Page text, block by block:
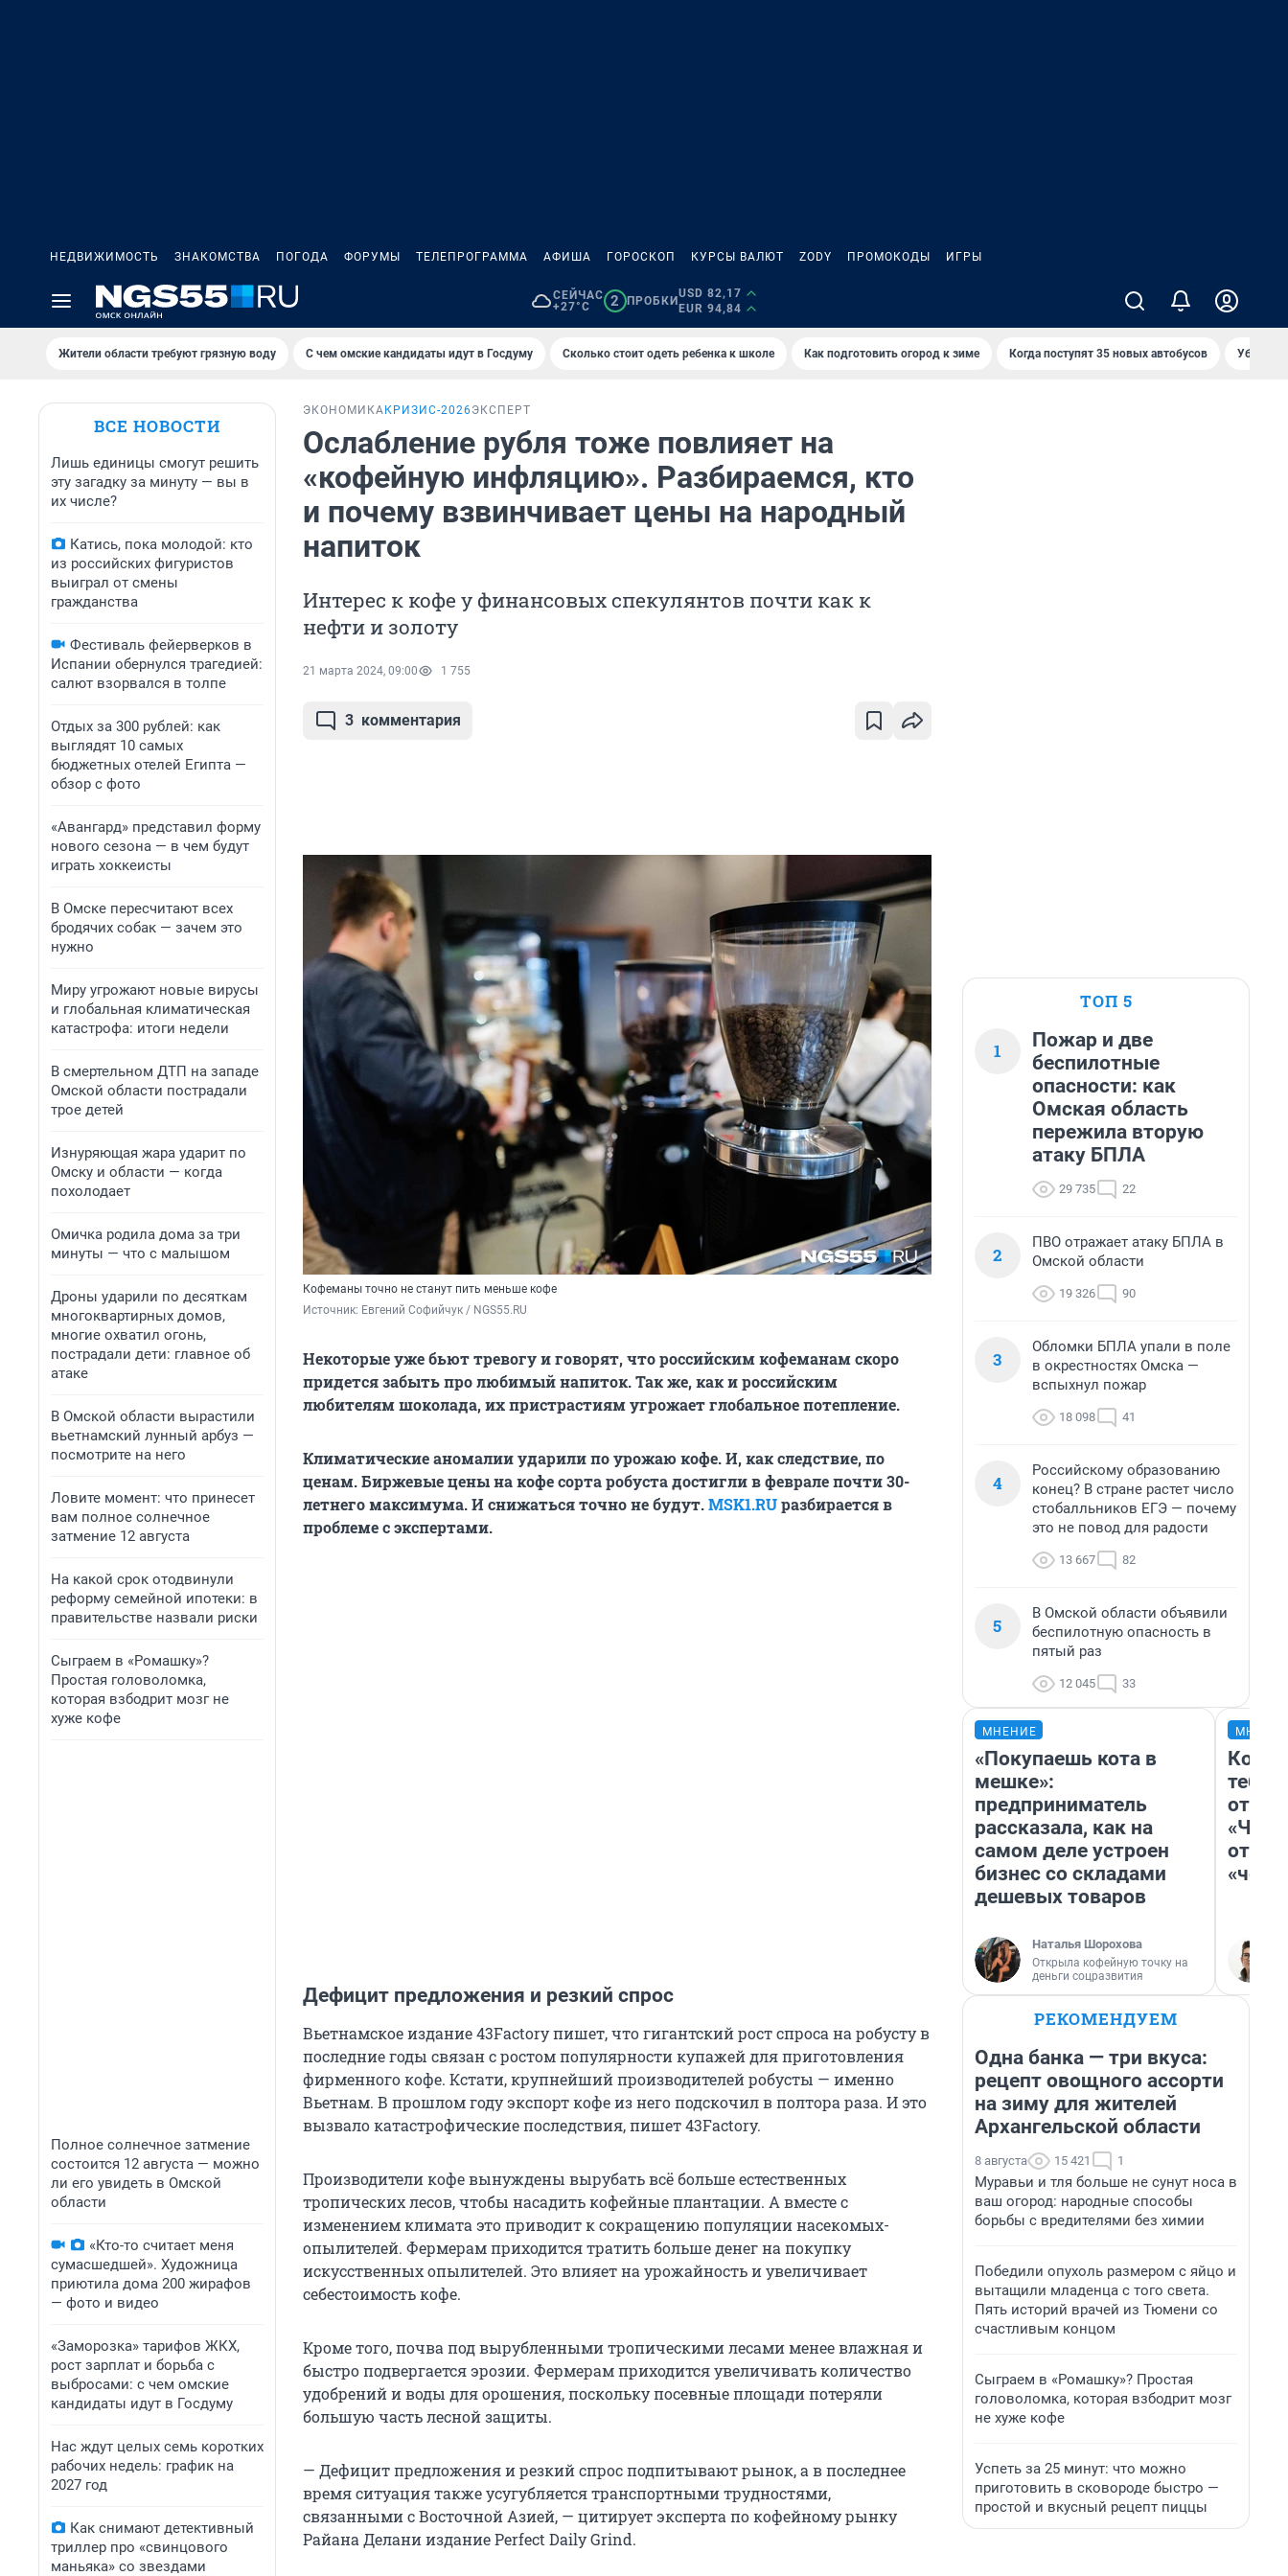
НЕДВИЖИМОСТЬ ЗНАКОМСТВА ПОГОДА ФОРУМЫ ТЕЛЕПРОГРАММА АФИША ГОРОСКОП КУРСЫ ВАЛЮТ ZODY ПРОМОКОДЫ ИГРЫ
СЕЙЧАС
+27°C
2 ПРОБКИ
USD 82,17
EUR 94,84
Жители области требуют грязную воду С чем омские кандидаты идут в Госдуму Сколько стоит одеть ребенка к школе Как подготовить огород к зиме Когда поступят 35 новых автобусов Убийца
ВСЕ НОВОСТИ
Лишь единицы смогут решить
эту загадку за минуту — вы в
их числе?
Катись, пока молодой: кто
из российских фигуристов
выиграл от смены
гражданства
Фестиваль фейерверков в
Испании обернулся трагедией:
салют взорвался в толпе
Отдых за 300 рублей: как
выглядят 10 самых
бюджетных отелей Египта —
обзор с фото
«Авангард» представил форму
нового сезона — в чем будут
играть хоккеисты
В Омске пересчитают всех
бродячих собак — зачем это
нужно
Миру угрожают новые вирусы
и глобальная климатическая
катастрофа: итоги недели
В смертельном ДТП на западе
Омской области пострадали
трое детей
Изнуряющая жара ударит по
Омску и области — когда
похолодает
Омичка родила дома за три
минуты — что с малышом
Дроны ударили по десяткам
многоквартирных домов,
многие охватил огонь,
пострадали дети: главное об
атаке
В Омской области вырастили
вьетнамский лунный арбуз —
посмотрите на него
Ловите момент: что принесет
вам полное солнечное
затмение 12 августа
На какой срок отодвинули
реформу семейной ипотеки: в
правительстве назвали риски
Сыграем в «Ромашку»?
Простая головоломка,
которая взбодрит мозг не
хуже кофе
Полное солнечное затмение
состоится 12 августа — можно
ли его увидеть в Омской
области
«Кто-то считает меня
сумасшедшей». Художница
приютила дома 200 жирафов
— фото и видео
«Заморозка» тарифов ЖКХ,
рост зарплат и борьба с
выбросами: с чем омские
кандидаты идут в Госдуму
Нас ждут целых семь коротких
рабочих недель: график на
2027 год
Как снимают детективный
триллер про «свинцового
маньяка» со звездами
ЭКОНОМИКА КРИЗИС-2026ЭКСПЕРТ
Ослабление рубля тоже повлияет на
«кофейную инфляцию». Разбираемся, кто
и почему взвинчивает цены на народный
напиток
Интерес к кофе у финансовых спекулянтов почти как к
нефти и золоту
21 марта 2024, 09:00 1 755
3 комментария
Кофеманы точно не станут пить меньше кофе
Источник: Евгений Софийчук / NGS55.RU
Некоторые уже бьют тревогу и говорят, что российским кофеманам скоро
придется забыть про любимый напиток. Так же, как и российским
любителям шоколада, их пристрастиям угрожает глобальное потепление.
Климатические аномалии ударили по урожаю кофе. И, как следствие, по
ценам. Биржевые цены на кофе сорта робуста достигли в феврале почти 30-
летнего максимума. И снижаться точно не будут.MSK1.RUразбирается в
проблеме с экспертами.
Дефицит предложения и резкий спрос
Вьетнамское издание 43Factory пишет, что гигантский рост спроса на робусту в
последние годы связан с ростом популярности купажей для приготовления
фирменного кофе. Кстати, крупнейший производителей робусты — именно
Вьетнам. В прошлом году экспорт кофе из него подскочил в полтора раза. И это
вызвало катастрофические последствия, пишет 43Factory.
Производители кофе вынуждены вырубать всё больше естественных
тропических лесов, чтобы насадить кофейные плантации. А вместе с
изменением климата это приводит к сокращению популяции насекомых-
опылителей. Фермерам приходится тратить больше денег на покупку
искусственных опылителей. Это влияет на урожайность и увеличивает
себестоимость кофе.
Кроме того, почва под вырубленными тропическими лесами менее влажная и
быстро подвергается эрозии. Фермерам приходится увеличивать количество
удобрений и воды для орошения, поскольку посевные площади потеряли
большую часть лесной защиты.
— Дефицит предложения и резкий спрос подпитывают рынок, а в последнее
время ситуация также усугубляется транспортными трудностями,
связанными с Восточной Азией, — цитирует эксперта по кофейному рынку
Райана Делани издание Perfect Daily Grind.
ТОП 5
1
Пожар и две
беспилотные
опасности: как
Омская область
пережила вторую
атаку БПЛА
29 735 22
2
ПВО отражает атаку БПЛА в
Омской области
19 326 90
3
Обломки БПЛА упали в поле
в окрестностях Омска —
вспыхнул пожар
18 098 41
4
Российскому образованию
конец? В стране растет число
стобалльников ЕГЭ — почему
это не повод для радости
13 667 82
5
В Омской области объявили
беспилотную опасность в
пятый раз
12 045 33
МНЕНИЕ
«Покупаешь кота в
мешке»:
предприниматель
рассказала, как на
самом деле устроен
бизнес со складами
дешевых товаров
Наталья Шорохова
Открыла кофейную точку на
деньги соцразвития
тебя
РЕКОМЕНДУЕМ
Одна банка — три вкуса:
рецепт овощного ассорти
на зиму для жителей
Архангельской области
8 августа 15 421 1
Муравьи и тля больше не сунут носа в
ваш огород: народные способы
борьбы с вредителями без химии
Победили опухоль размером с яйцо и
вытащили младенца с того света.
Пять историй врачей из Тюмени со
счастливым концом
Сыграем в «Ромашку»? Простая
головоломка, которая взбодрит мозг
не хуже кофе
Успеть за 25 минут: что можно
приготовить в сковороде быстро —
простой и вкусный рецепт пиццы